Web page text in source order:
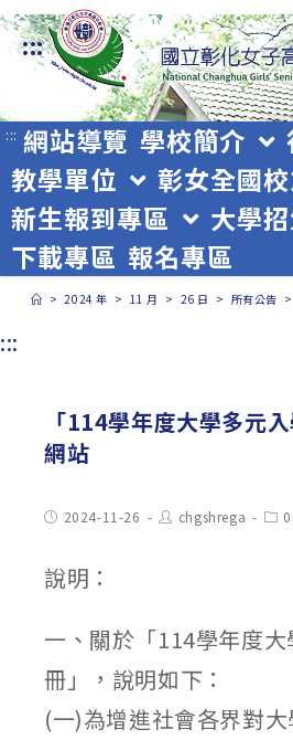
跳
轉
至
主
要
內
容
:::
::: 網站導覽 學校簡介
教學單位
彰女全國
新生報到專區
大學
下載專區 報名專區
> 2024 年 > 11 月 > 26 日 > 所有公告 >
:::
「114學年度大學多元
網站
Post2024-11-26
Post
author:
chgshrega
Post
說明：
一、關於「114學年度
冊」，說明如下：
(一)為增進社會各界對